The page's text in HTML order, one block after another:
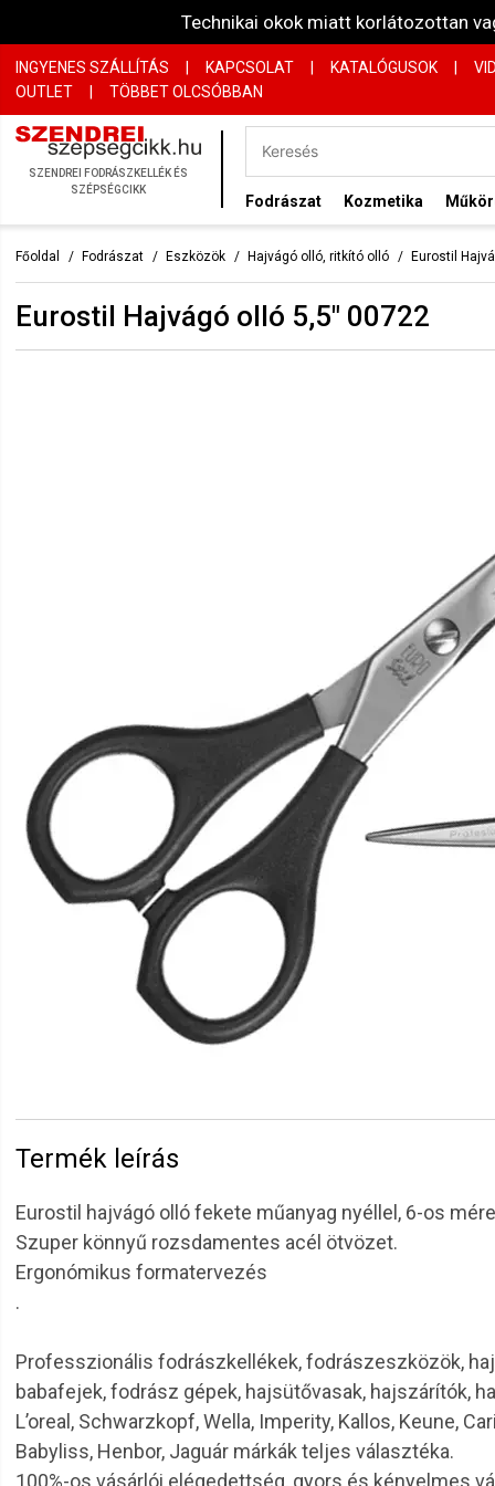
Technikai okok miatt korlátozottan
INGYENES SZÁLLÍTÁS KAPCSOLAT KATALÓGUSOK
OUTLET
| TÖBBET OLCSÓBBAN
SZENDREI FODRÁSZKELLÉK ÉS
SZÉPSÉGCIKK
Fodrászat Kozmetika
Főoldal Fodrászat Eszközök Hajvágó olló, ritkító olló Eurostil
Eurostil Hajvágó olló 5,5" 00722
Termék leírás
Eurostil hajvágó olló fekete műanyag nyéllel, 6-os
Szuper könnyű rozsdamentes acél ötvözet.
Ergonómikus formatervezés
.
Professzionális fodrászkellékek, fodrászeszközök,
babafejek, fodrász gépek, hajsütővasak, hajszárítók,
L’oreal, Schwarzkopf, Wella, Imperity, Kallos, Keune,
Babyliss, Henbor, Jaguár márkák teljes választéka.
100%-os vásárlói elégedettség, gyors és kényelmes